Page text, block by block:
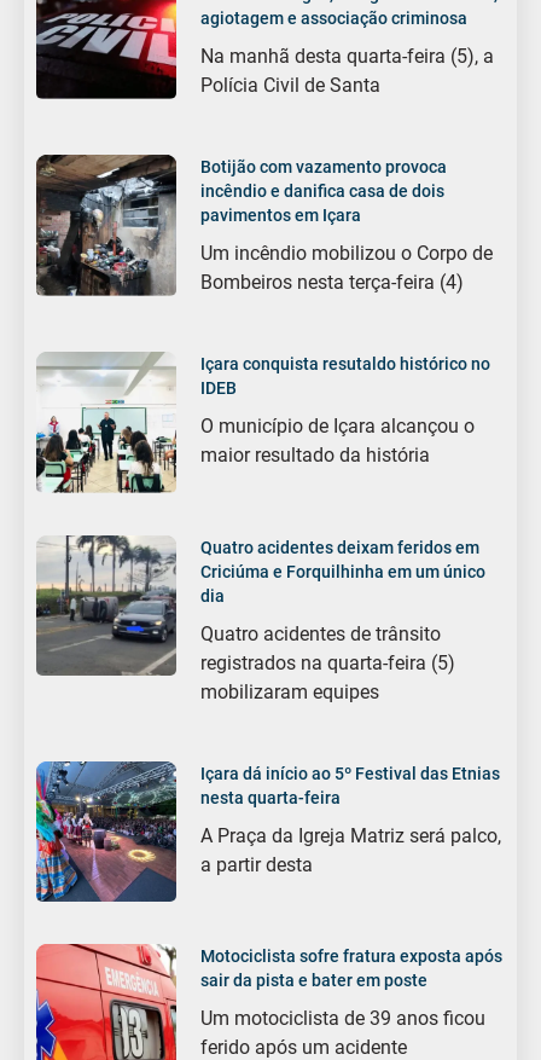
agiotagem e associação criminosa
Na manhã desta quarta-feira (5), a
Polícia Civil de Santa
Botijão com vazamento provoca
incêndio e danifica casa de dois
pavimentos em Içara
Um incêndio mobilizou o Corpo de
Bombeiros nesta terça-feira (4)
Içara conquista resutaldo histórico no
IDEB
O município de Içara alcançou o
maior resultado da história
Quatro acidentes deixam feridos em
Criciúma e Forquilhinha em um único
dia
Quatro acidentes de trânsito
registrados na quarta-feira (5)
mobilizaram equipes
Içara dá início ao 5º Festival das Etnias
nesta quarta-feira
A Praça da Igreja Matriz será palco,
a partir desta
Motociclista sofre fratura exposta após
sair da pista e bater em poste
Um motociclista de 39 anos ficou
ferido após um acidente